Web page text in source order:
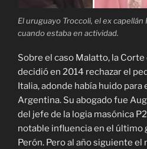
El uruguayo Troccoli, el ex
cuando estaba en actividad.
Sobre el caso Malatto, la
decidió en 2014 rechazar el
Italia, adonde había huido para
Argentina. Su abogado fue
del jefe de la logia masónica
notable influencia en el último
Perón. Pero al año siguiente